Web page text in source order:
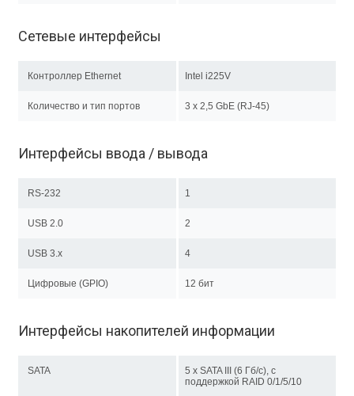
Сетевые интерфейсы
Контроллер Ethernet Intel i225V
Количество и тип портов 3 x 2,5 GbE (RJ-45)
Интерфейсы ввода / вывода
RS-232 1
USB 2.0 2
USB 3.x 4
Цифровые (GPIO) 12 бит
Интерфейсы накопителей информации
SATA
5 х SATA III (6 Гб/с), с
поддержкой RAID 0/1/5/10